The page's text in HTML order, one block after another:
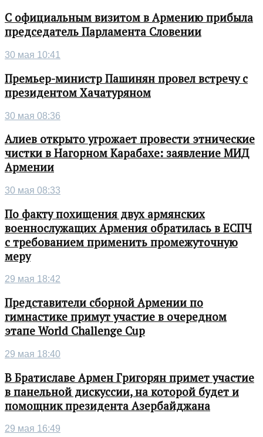
С официальным визитом в Армению прибыла
председатель Парламента Словении
30 мая 10:41
Премьер-министр Пашинян провел встречу с
президентом Хачатуряном
30 мая 08:36
Алиев открыто угрожает провести этнические
чистки в Нагорном Карабахе: заявление МИД
Армении
30 мая 08:33
По факту похищения двух армянских
военнослужащих Армения обратилась в ЕСПЧ
с требованием применить промежуточную
меру
29 мая 18:42
Представители сборной Армении по
гимнастике примут участие в очередном
этапе World Challenge Cup
29 мая 18:40
В Братиславе Армен Григорян примет участие
в панельной дискуссии, на которой будет и
помощник президента Азербайджана
29 мая 16:49